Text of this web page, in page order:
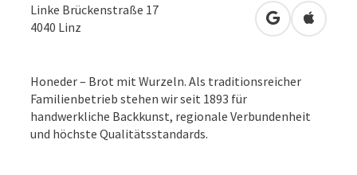
Linke Brückenstraße 17
4040 Linz in Google
in
Honeder – Brot mit Wurzeln. Als traditionsreicher
Familienbetrieb stehen wir seit 1893 für
handwerkliche Backkunst, regionale Verbundenheit
und höchste Qualitätsstandards.